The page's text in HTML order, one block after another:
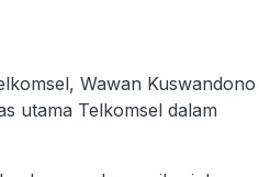
Wawan Kuswandono
utama Telkomsel dalam